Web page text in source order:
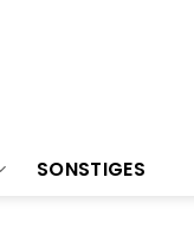
SONSTIGES